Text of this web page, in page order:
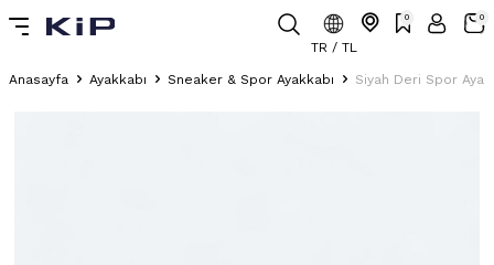
TR / TL
0 0
Anasayfa Ayakkabı Sneaker & Spor Ayakkabı Siyah Deri Spor